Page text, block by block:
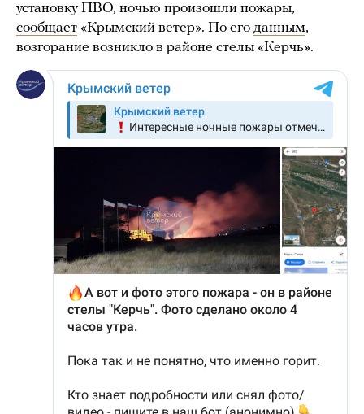
установку ПВО, ночью произошли пожары,
сообщает «Крымский ветер». По его данным,
возгорание возникло в районе стелы «Керчь».